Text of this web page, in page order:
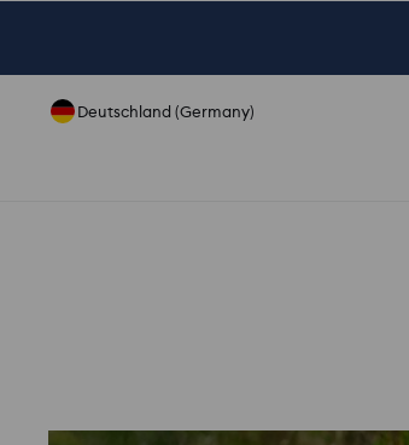
Deutschland (Germany)